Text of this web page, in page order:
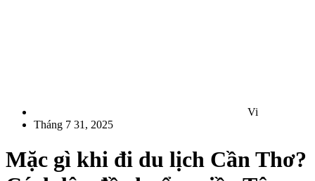
Vi
Tháng 7 31, 2025
Mặc gì khi đi du lịch Cần Thơ?